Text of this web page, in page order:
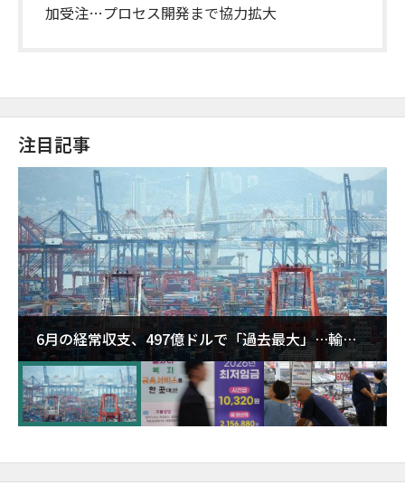
加受注…プロセス開発まで協力拡大
注目記事
6月の経常収支、497億ドルで「過去最大」…輸出
が初の1000億ドル突破